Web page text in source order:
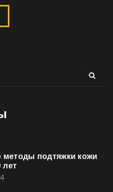
подтяжки кожи
лет